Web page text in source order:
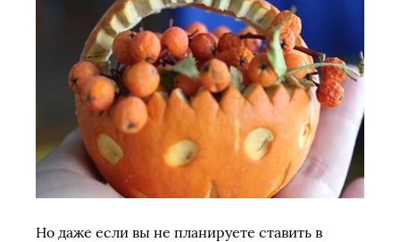
Но даже если вы не планируете ставить в